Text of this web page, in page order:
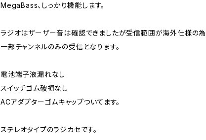
MegaBass、しっかり機能します。
ラジオはザーザー音は確認できましたが受信範囲が海外仕様の為
一部チャンネルのみの受信となります。
電池端子液漏れなし
スイッチゴム破損なし
ACアダプターゴムキャップついてます。
ステレオタイプのラジカセです。